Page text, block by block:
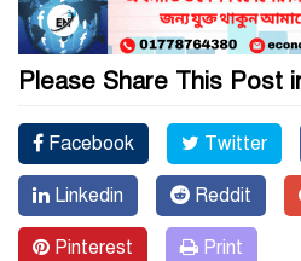
Please Share This Post
Facebook Twitter
Linkedin Reddit
Pinterest Print